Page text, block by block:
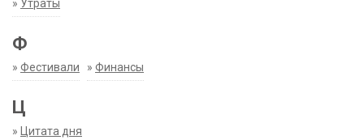
» Утраты
Ф
» Фестивали » Финансы
Ц
» Цитата дня